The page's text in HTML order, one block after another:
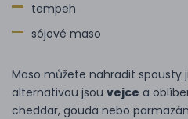
tempeh
sójové maso
Maso můžete nahradit spousty
alternativou jsou vejce a
cheddar, gouda nebo